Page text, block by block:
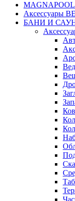
MAGNAPOOL
Аксессуары
БАНИ И